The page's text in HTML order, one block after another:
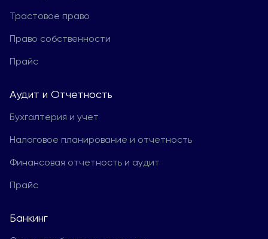
Трастовое право
Право собственности
Прайс
Aудит и Отчетность
Бухгалтерия и учет
Налоговое планирование и отчетность
Финансовая отчетность и аудит
Прайс
Банкинг